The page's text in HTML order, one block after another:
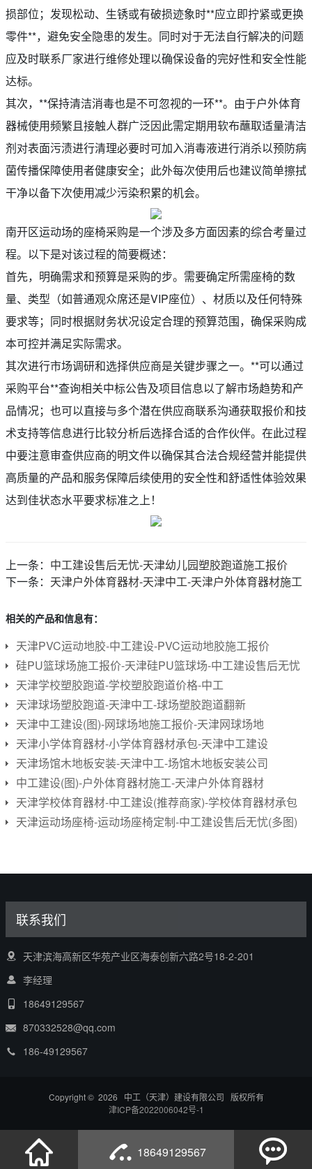
损部位；发现松动、生锈或有破损迹象时**应立即拧紧或更换
零件**，避免安全隐患的发生。同时对于无法自行解决的问题
应及时联系厂家进行维修处理以确保设备的完好性和安全性能
达标。
其次，**保持清洁消毒也是不可忽视的一环**。由于户外体育
器械使用频繁且接触人群广泛因此需定期用软布蘸取适量清洁
剂对表面污渍进行清理必要时可加入消毒液进行消杀以预防病
菌传播保障使用者健康安全；此外每次使用后也建议简单擦拭
干净以备下次使用减少污染积累的机会。
南开区运动场的座椅采购是一个涉及多方面因素的综合考量过
程。以下是对该过程的简要概述：
首先，明确需求和预算是采购的步。需要确定所需座椅的数
量、类型（如普通观众席还是VIP座位）、材质以及任何特殊
要求等；同时根据财务状况设定合理的预算范围，确保采购成
本可控并满足实际需求。
其次进行市场调研和选择供应商是关键步骤之一。**可以通过
采购平台**查询相关中标公告及项目信息以了解市场趋势和产
品情况；也可以直接与多个潜在供应商联系沟通获取报价和技
术支持等信息进行比较分析后选择合适的合作伙伴。在此过程
中要注意审查供应商的明文件以确保其合法合规经营并能提供
高质量的产品和服务保障后续使用的安全性和舒适性体验效果
达到佳状态水平要求标准之上！
上一条： 中工建设售后无忧-天津幼儿园塑胶跑道施工报价
下一条： 天津户外体育器材-天津中工-天津户外体育器材施工
相关的产品和信息有：
天津PVC运动地胶-中工建设-PVC运动地胶施工报价
硅PU篮球场施工报价-天津硅PU篮球场-中工建设售后无忧
天津学校塑胶跑道-学校塑胶跑道价格-中工
天津球场塑胶跑道-天津中工-球场塑胶跑道翻新
天津中工建设(图)-网球场地施工报价-天津网球场地
天津小学体育器材-小学体育器材承包-天津中工建设
天津场馆木地板安装-天津中工-场馆木地板安装公司
中工建设(图)-户外体育器材施工-天津户外体育器材
天津学校体育器材-中工建设(推荐商家)-学校体育器材承包
天津运动场座椅-运动场座椅定制-中工建设售后无忧(多图)
联系我们
天津滨海高新区华苑产业区海泰创新六路2号18-2-201
李经理
18649129567
870332528@qq.com
186-49129567
Copyright © 2026 中工（天津）建设有限公司 版权所有
津ICP备2022006042号-1
18649129567